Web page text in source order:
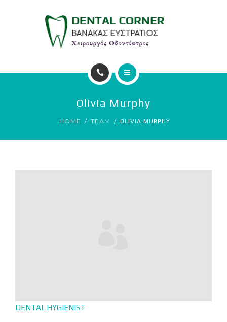
ΕΠΙΚΟΙΝΩΝΙΑ
Olivia Murphy
HOME TEAM OLIVIA MURPHY
DENTAL HYGIENIST